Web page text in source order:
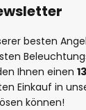
besten
Ihnen einen 13
Einkauf in
können!